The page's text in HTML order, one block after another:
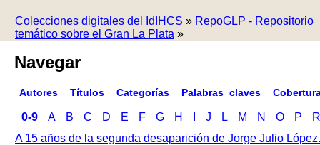
Colecciones digitales del IdIHCS » RepoGLP - Repositorio
temático sobre el Gran La Plata »
Navegar
Autores Títulos Categorías Palabras_claves
0-9 A B C D E F G H J L M N O P
R
A 15 años de la segunda desaparición de Jorge Julio